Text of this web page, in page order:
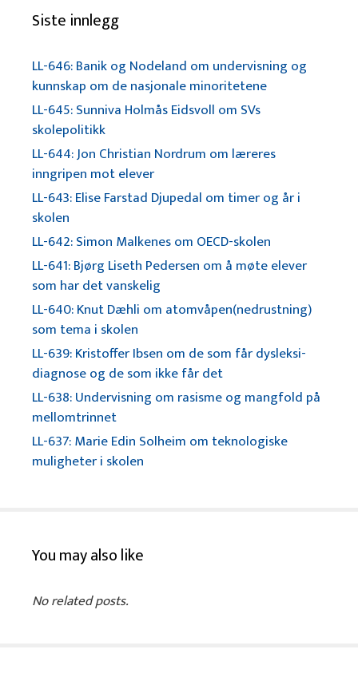
Siste innlegg
LL-646: Banik og Nodeland om undervisning og
kunnskap om de nasjonale minoritetene
LL-645: Sunniva Holmås Eidsvoll om SVs
skolepolitikk
LL-644: Jon Christian Nordrum om læreres
inngripen mot elever
LL-643: Elise Farstad Djupedal om timer og år i
skolen
LL-642: Simon Malkenes om OECD-skolen
LL-641: Bjørg Liseth Pedersen om å møte elever
som har det vanskelig
LL-640: Knut Dæhli om atomvåpen(nedrustning)
som tema i skolen
LL-639: Kristoffer Ibsen om de som får dysleksi-
diagnose og de som ikke får det
LL-638: Undervisning om rasisme og mangfold på
mellomtrinnet
LL-637: Marie Edin Solheim om teknologiske
muligheter i skolen
You may also like
No related posts.